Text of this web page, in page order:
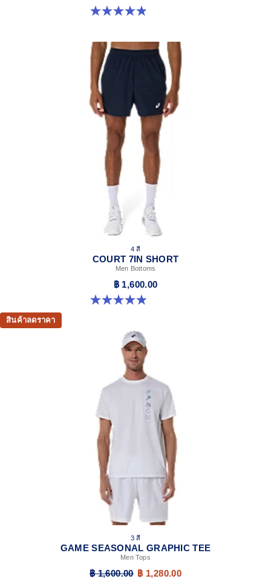
4.9 จาก 5 ดาว 29 รีวิว
4 สี
COURT 7IN SHORT
Men Bottoms
฿ 1,600.00
4.9 จาก 5 ดาว 155 รีวิว
สินค้าลดราคา
3 สี
GAME SEASONAL GRAPHIC TEE
Men Tops
฿ 1,600.00 ฿ 1,280.00